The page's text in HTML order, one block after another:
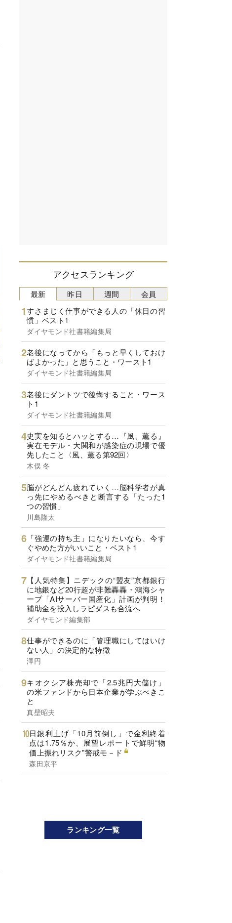
アクセスランキング
最新
すさまじく仕事ができる人の「休日の習
慣」ベスト1
ダイヤモンド社書籍編集局
老後になってから「もっと早くしておけ
ばよかった」と思うこと・ワースト1
ダイヤモンド社書籍編集局
老後にダントツで後悔すること・ワース
ト1
ダイヤモンド社書籍編集局
史実を知るとハッとする…『風、薫る』
実在モデル・大関和が感染症の現場で優
先したこと〈風、薫る第92回〉
木俣 冬
脳がどんどん疲れていく…脳科学者が真
っ先にやめるべきと断言する「たった1
つの習慣」
川島隆太
「強運の持ち主」になりたいなら、今す
ぐやめた方がいいこと・ベスト1
ダイヤモンド社書籍編集局
【人気特集】ニデックの“盟友”京都銀行
に地銀など20行超が非難轟轟・鴻海シャ
ープ「AIサーバー国産化」計画が判明！
補助金を投入しラピダスも合流へ
ダイヤモンド編集部
仕事ができるのに「管理職にしてはいけ
ない人」の決定的な特徴
澤円
キオクシア株売却で「2.5兆円大儲け」
の米ファンドから日本企業が学ぶべきこ
と
真壁昭夫
日銀利上げ「10月前倒し」で金利終着
点は1.75％か、展望レポートで鮮明“物
価上振れリスク”警戒モ－ド
森田京平
昨日 週間 会員
ランキング一覧